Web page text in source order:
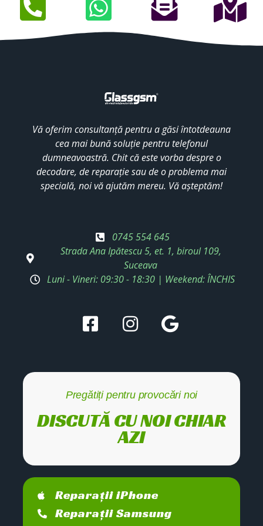
Vă oferim consultanță pentru a găsi întotdeauna
cea mai bună soluție pentru telefonul
dumneavoastră. Chit că este vorba despre o
decodare, de reparație sau de o problema mai
specială, noi vă ajutăm mereu. Vă așteptăm!
0745 554 645
Strada Ana Ipătescu 5, et. 1, biroul 109,
Suceava
Luni - Vineri: 09:30 - 18:30 | Weekend: ÎNCHIS
Pregătiți pentru provocări noi
DISCUTĂ CU NOI CHIAR
AZI
Reparații iPhone
Reparații Samsung